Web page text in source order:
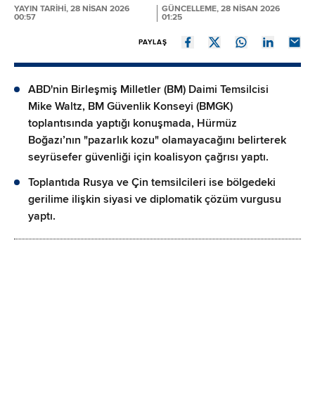
YAYIN TARİHİ, 28 NISAN 2026
00:57
GÜNCELLEME, 28 NISAN 2026
01:25
PAYLAŞ
ABD'nin Birleşmiş Milletler (BM) Daimi Temsilcisi
Mike Waltz, BM Güvenlik Konseyi (BMGK)
toplantısında yaptığı konuşmada, Hürmüz
Boğazı’nın "pazarlık kozu" olamayacağını belirterek
seyrüsefer güvenliği için koalisyon çağrısı yaptı.
Toplantıda Rusya ve Çin temsilcileri ise bölgedeki
gerilime ilişkin siyasi ve diplomatik çözüm vurgusu
yaptı.